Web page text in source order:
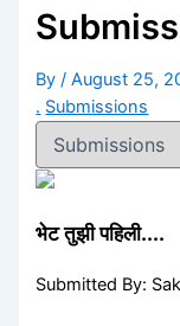
By/August 25,
. Submissions
भेट तुझी पहिली....
Submitted By: